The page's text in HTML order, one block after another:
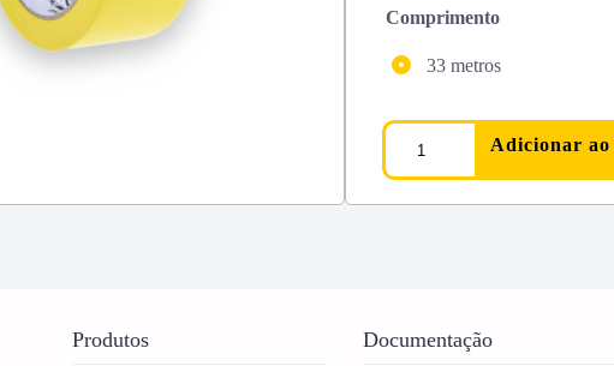
Comprimento
33 metros
Adicionar
Produtos Documentação